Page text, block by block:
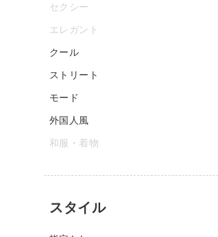
セクシー
エレガント
クール
ストリート
モード
外国人風
和服・着物
スタイル